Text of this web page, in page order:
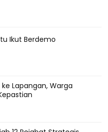
Ikut Berdemo
Lapangan, Warga